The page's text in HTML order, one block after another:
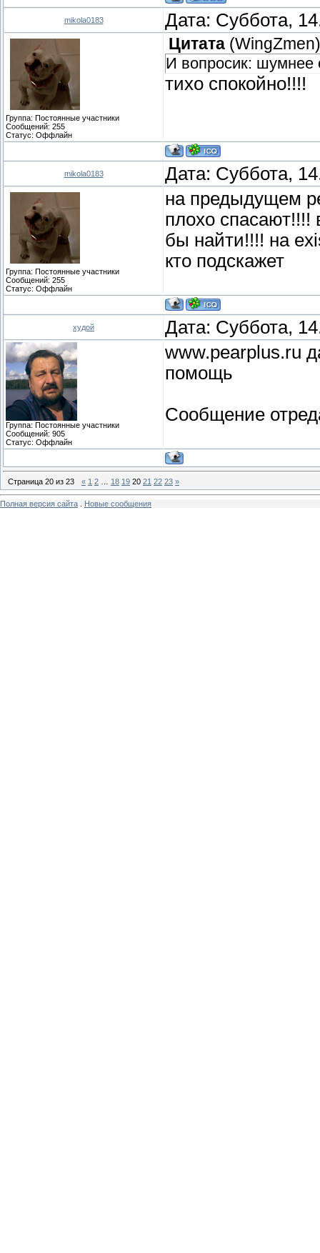
mikola0183 Дата: Суббота,
Группа: Постоянные участники
Сообщений: 255
Статус: Оффлайн
Цитата (WingZmen)
И вопросик: шумнее
тихо спокойно!!!!
mikola0183 Дата: Суббота,
Группа: Постоянные участники
Сообщений: 255
Статус: Оффлайн
на предыдущем
плохо спасают!!!!
бы найти!!!! на
кто подскажет
худой Дата: Суббота,
Группа: Постоянные участники
Сообщений: 905
Статус: Оффлайн
www.pearplus.ru
помощь
Сообщение
Страница 20 из 23 « 1 2 18 19 20 21 22 23 »
Полная версия сайта Новые сообщения